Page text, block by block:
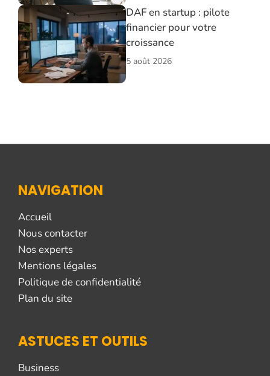
DAF en startup : pilote
financier pour votre
croissance
5 août 2026
NAVIGATION
Accueil
Nous contacter
Nos experts
Mentions légales
Politique de confidentialité
Plan du site
ASTUCES ET OUTILS
Business